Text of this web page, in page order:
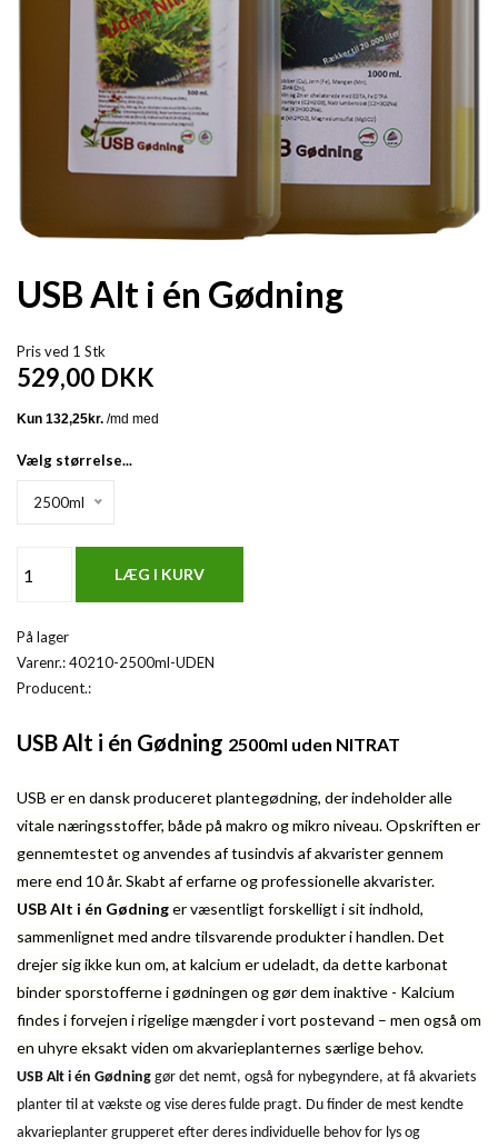
USB Alt i én Gødning
Pris ved 1 Stk
529,00 DKK
Vælg størrelse...
2500ml
På lager
Varenr.:40210-2500ml-UDEN
Producent.:
USB Alt i én Gødning 2500ml uden NITRAT
USB er en dansk produceret plantegødning, der indeholder alle
vitale næringsstoffer, både på makro og mikro niveau. Opskriften er
gennemtestet og anvendes af tusindvis af akvarister gennem
mere end 10 år. Skabt af erfarne og professionelle akvarister.
USB Alt i én Gødninger væsentligt forskelligt i sit indhold,
sammenlignet med andre tilsvarende produkter i handlen. Det
drejer sig ikke kun om, at kalcium er udeladt, da dette karbonat
binder sporstofferne i gødningen og gør dem inaktive - Kalcium
findes i forvejen i rigelige mængder i vort postevand – men også om
en uhyre eksakt viden om akvarieplanternes særlige behov.
USB Alt i én Gødning gør det nemt, også for nybegyndere, at få akvariets
planter til at vækste og vise deres fulde pragt. Du finder de mest kendte
akvarieplanter grupperet efter deres individuelle behov for lys og